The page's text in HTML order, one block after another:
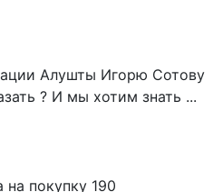
Алушты Игорю Сотову
? И мы хотим знать ...
покупку 190